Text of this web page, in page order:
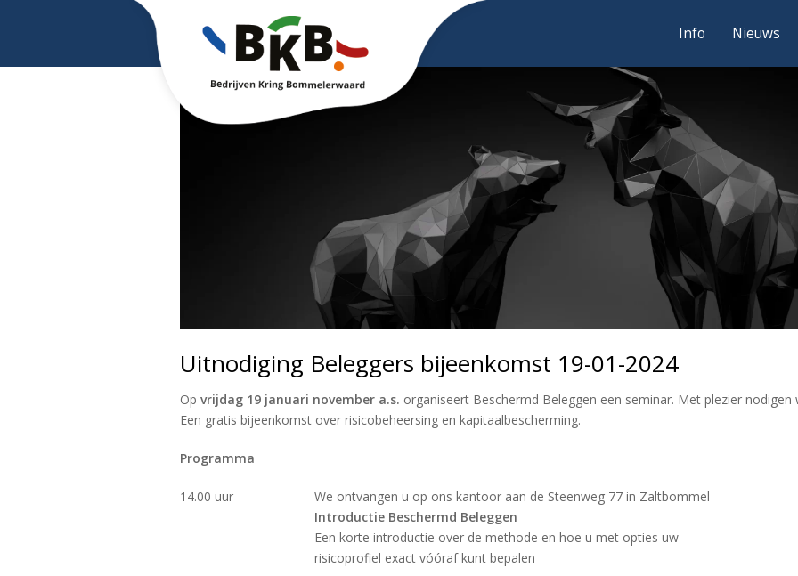
Info Nieuws
Uitnodiging Beleggers bijeenkomst 19-01-2024
Op vrijdag 19 januari november a.s. organiseert Beschermd Beleggen een seminar. Met plezier
Een gratis bijeenkomst over risicobeheersing en kapitaalbescherming.
Programma
14.00 uur
We ontvangen u op ons kantoor aan de Steenweg 77 in Zaltbommel
Introductie Beschermd Beleggen
Een korte introductie over de methode en hoe u met opties uw
risicoprofiel exact vóóraf kunt bepalen